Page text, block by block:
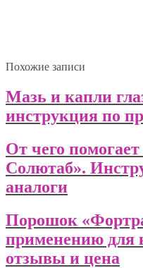
Похожие записи
Мазь и капли
инструкция по
От чего
Солютаб».
аналоги
Порошок
применению для
отзывы и цена